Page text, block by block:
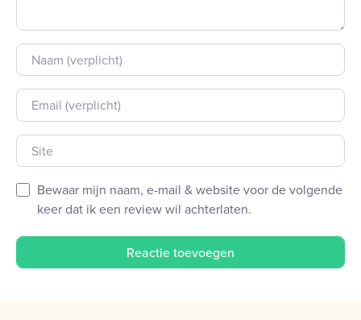
Naam
E-mail
Site
Bewaar mijn naam, e-mail & website voor de volgende
keer dat ik een review wil achterlaten.